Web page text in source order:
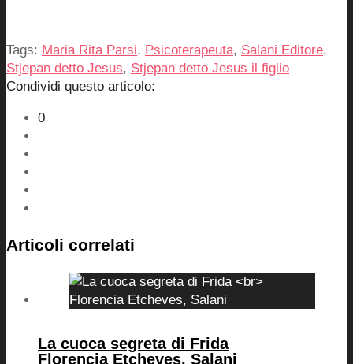
Tags: Maria Rita Parsi, Psicoterapeuta, Salani Editore,
Stjepan detto Jesus, Stjepan detto Jesus il figlio
Condividi questo articolo:
0
Articoli correlati
La cuoca segreta di Frida
Florencia Etcheves, Salani